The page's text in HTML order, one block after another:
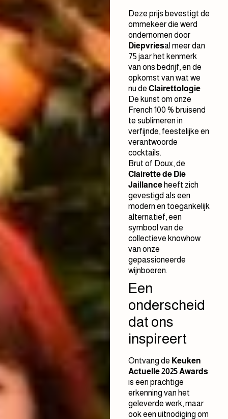
Deze prijs bevestigt de
ommekeer die werd
ondernomen door
Diepvriesal meer dan
75 jaar het kenmerk
van ons bedrijf, en de
opkomst van wat we
nu de Clairettologie
De kunst om onze
French 100 % bruisend
te sublimeren in
verfijnde, feestelijke en
verantwoorde
cocktails.
Brut of Doux, de
Clairette de Die
Jaillanceheeft zich
gevestigd als een
modern en toegankelijk
alternatief, een
symbool van de
collectieve knowhow
van onze
gepassioneerde
wijnboeren.
Een
onderscheid
dat ons
inspireert
Ontvang de Keuken
Actuelle 2025 Awards
is een prachtige
erkenning van het
geleverde werk, maar
ook een uitnodiging om